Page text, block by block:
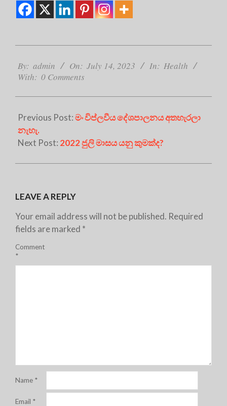
07-
14
By: admin On: July 14, 2023 In: Health
With: 0 Comments
Previous Post:මං විප්ලවීය දේශපාලනය අතහැරලා
නැහැ.
Next Post: 2022 ජුලි මාසය යනු කුමක්ද?
LEAVE A REPLY
Your email address will not be published. Required
fields are marked *
Comment
*
Name *
Email *